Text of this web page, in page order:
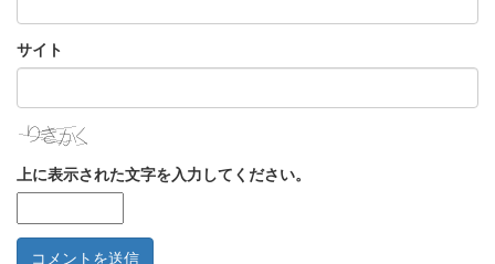
サイト
上に表示された文字を入力してください。